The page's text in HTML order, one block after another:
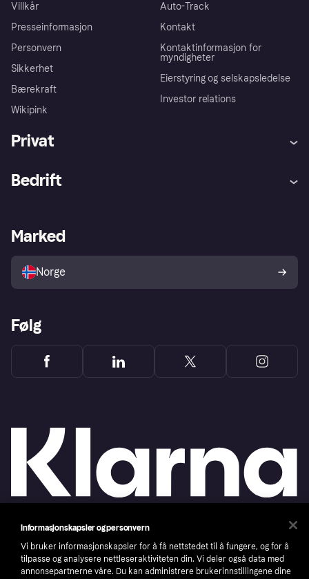
Villkår
Presseinformasjon
Personvern
Sikkerhet
Bærekraft
Wikipink
Auto-Track
Kontakt
Kontaktinformasjon for
myndigheter
Eierstyring og selskapsledelse
Investor relations
Privat
Utforsk butikker
Bedrift
Merchant portal
Marked
Norge
Følg
rights reserved. Klarna Bank AB (publ). Sveavägen 46, 111 34 Stockholm. Organization
number: 556737-0431
CookiesKlarna.com
Informasjonskapsler og personvern
Vi bruker informasjonskapsler for å få nettstedet til å fungere, og for å
tilpasse og analysere nettleseraktiviteten din. Vi deler også data med
annonsepartnerne våre. Du kan administrere brukerinnstillingene dine